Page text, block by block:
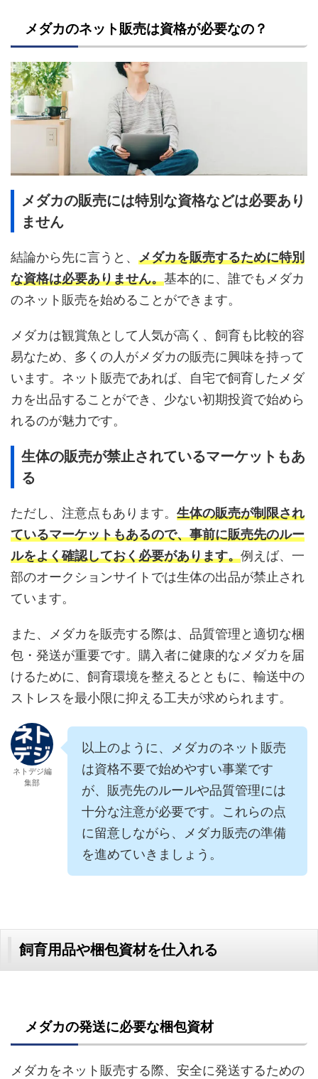
メダカのネット販売は資格が必要なの？
メダカの販売には特別な資格などは必要あり
ません
結論から先に言うと、 メダカを販売するために特別
な資格は必要ありません。基本的に、誰でもメダカ
のネット販売を始めることができます。
メダカは観賞魚として人気が高く、飼育も比較的容
易なため、多くの人がメダカの販売に興味を持って
います。ネット販売であれば、自宅で飼育したメダ
カを出品することができ、少ない初期投資で始めら
れるのが魅力です。
生体の販売が禁止されているマーケットもあ
る
ただし、注意点もあります。 生体の販売が制限され
ているマーケットもあるので、事前に販売先のルー
ルをよく確認しておく必要があります。例えば、一
部のオークションサイトでは生体の出品が禁止され
ています。
また、メダカを販売する際は、品質管理と適切な梱
包・発送が重要です。購入者に健康的なメダカを届
けるために、飼育環境を整えるとともに、輸送中の
ストレスを最小限に抑える工夫が求められます。
ネトデジ編
集部
以上のように、メダカのネット販売
は資格不要で始めやすい事業です
が、販売先のルールや品質管理には
十分な注意が必要です。これらの点
に留意しながら、メダカ販売の準備
を進めていきましょう。
飼育用品や梱包資材を仕入れる
メダカの発送に必要な梱包資材
メダカをネット販売する際、安全に発送するための